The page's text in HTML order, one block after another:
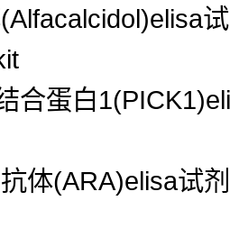
合蛋白
体(ARA)elisa试